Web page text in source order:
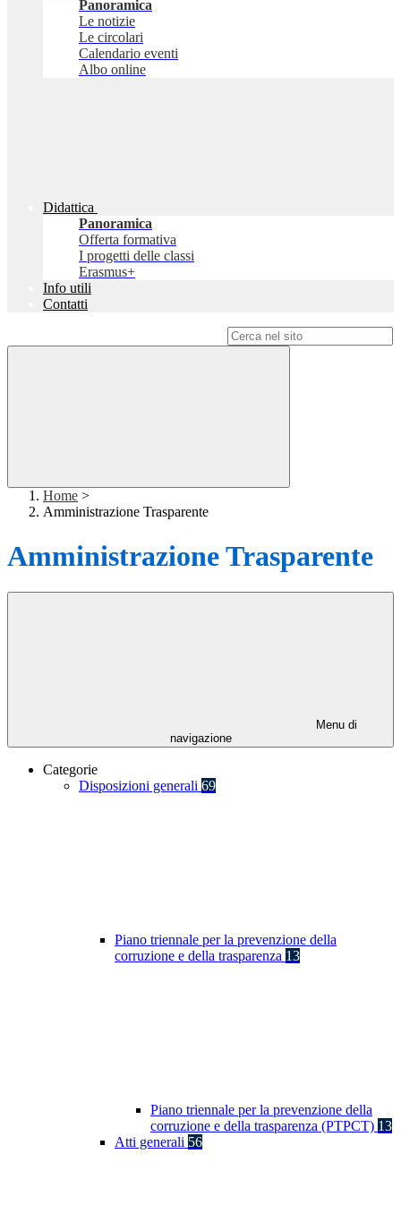
Panoramica
Le notizie
Le circolari
Calendario eventi
Albo online
Didattica
Panoramica
Offerta formativa
I progetti delle classi
Erasmus+
Info utili
Contatti
Home >
Amministrazione Trasparente
Amministrazione Trasparente
Menu di
navigazione
Categorie
Disposizioni generali 69
Piano triennale per la prevenzione della
corruzione e della trasparenza 13
Piano triennale per la prevenzione della
corruzione e della trasparenza (PTPCT) 13
Atti generali 56